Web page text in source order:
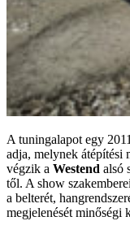
A tuningalapot egy
adja, melynek átépítési
végzik a Westend alsó
től. A show
a belterét,
megjelenését minőségi